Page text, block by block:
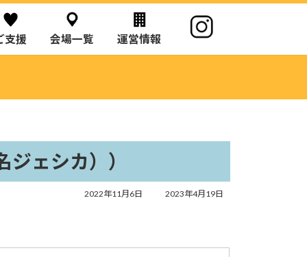
支援 会場一覧 運営情報
ェシカ））
2022年11月6日
最
時
2023年4月19日